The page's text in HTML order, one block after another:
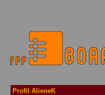
Profil AlieneK